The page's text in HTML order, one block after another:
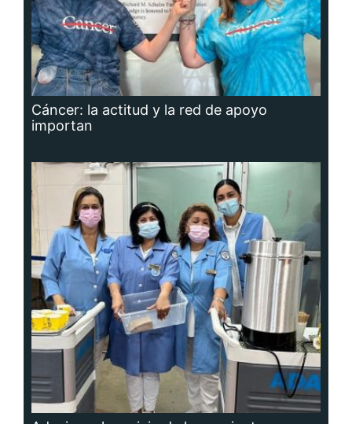
Cáncer: la actitud y la red de apoyo
importan